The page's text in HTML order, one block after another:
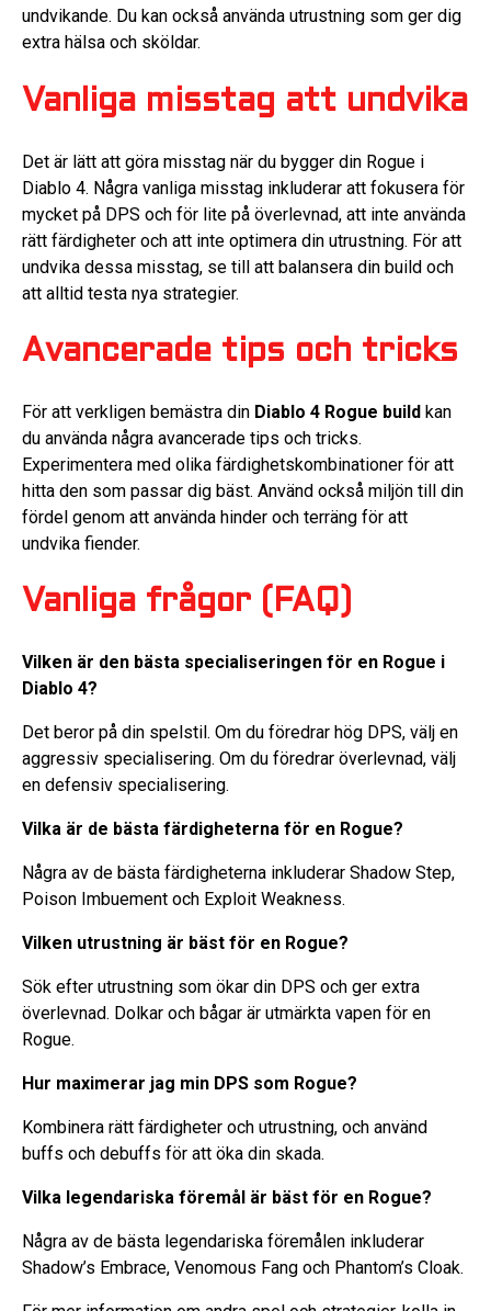
undvikande. Du kan också använda utrustning som ger dig
extra hälsa och sköldar.
Vanliga misstag att undvika
Det är lätt att göra misstag när du bygger din Rogue i
Diablo 4. Några vanliga misstag inkluderar att fokusera för
mycket på DPS och för lite på överlevnad, att inte använda
rätt färdigheter och att inte optimera din utrustning. För att
undvika dessa misstag, se till att balansera din build och
att alltid testa nya strategier.
Avancerade tips och tricks
För att verkligen bemästra din Diablo 4 Rogue build kan
du använda några avancerade tips och tricks.
Experimentera med olika färdighetskombinationer för att
hitta den som passar dig bäst. Använd också miljön till din
fördel genom att använda hinder och terräng för att
undvika fiender.
Vanliga frågor (FAQ)
Vilken är den bästa specialiseringen för en Rogue i
Diablo 4?
Det beror på din spelstil. Om du föredrar hög DPS, välj en
aggressiv specialisering. Om du föredrar överlevnad, välj
en defensiv specialisering.
Vilka är de bästa färdigheterna för en Rogue?
Några av de bästa färdigheterna inkluderar Shadow Step,
Poison Imbuement och Exploit Weakness.
Vilken utrustning är bäst för en Rogue?
Sök efter utrustning som ökar din DPS och ger extra
överlevnad. Dolkar och bågar är utmärkta vapen för en
Rogue.
Hur maximerar jag min DPS som Rogue?
Kombinera rätt färdigheter och utrustning, och använd
buffs och debuffs för att öka din skada.
Vilka legendariska föremål är bäst för en Rogue?
Några av de bästa legendariska föremålen inkluderar
Shadow’s Embrace, Venomous Fang och Phantom’s Cloak.